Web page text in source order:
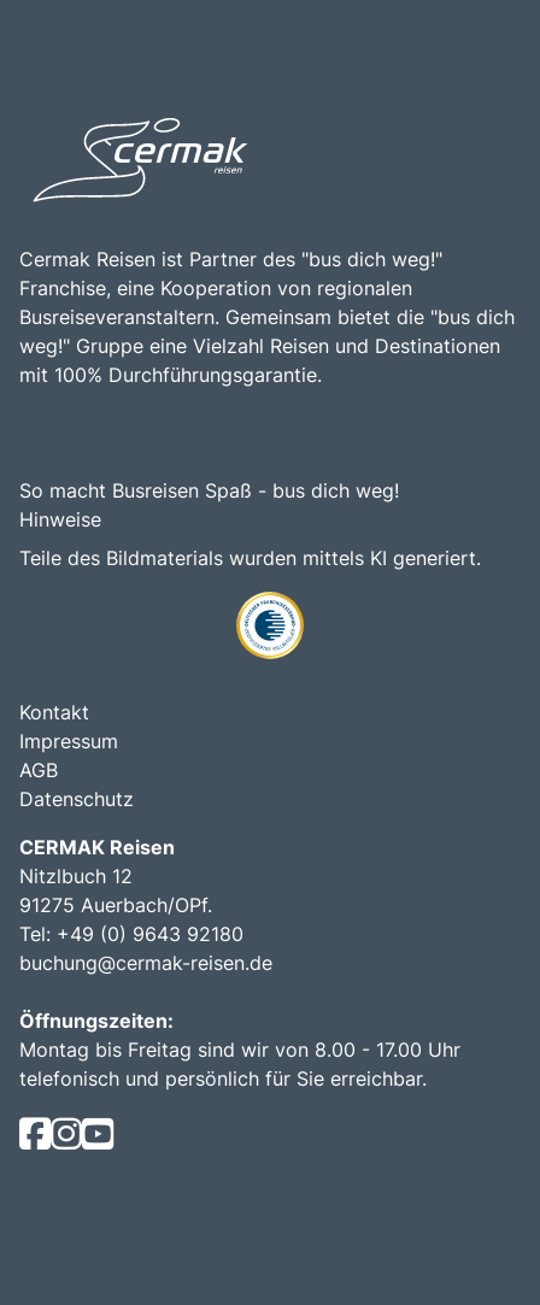
Cermak Reisen ist Partner des "bus dich weg!"
Franchise, eine Kooperation von regionalen
Busreiseveranstaltern. Gemeinsam bietet die "bus dich
weg!" Gruppe eine Vielzahl Reisen und Destinationen
mit 100% Durchführungsgarantie.
So macht Busreisen Spaß - bus dich weg!
Hinweise
Teile des Bildmaterials wurden mittels KI generiert.
Kontakt
Impressum
AGB
Datenschutz
CERMAK Reisen
Nitzlbuch 12
91275 Auerbach/OPf.
Tel: +49 (0) 9643 92180
buchung@cermak-reisen.de
Öffnungszeiten:
Montag bis Freitag sind wir von 8.00 - 17.00 Uhr
telefonisch und persönlich für Sie erreichbar.